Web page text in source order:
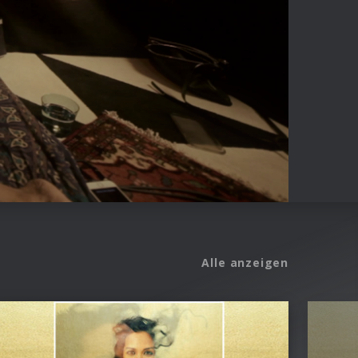
Alle anzeigen